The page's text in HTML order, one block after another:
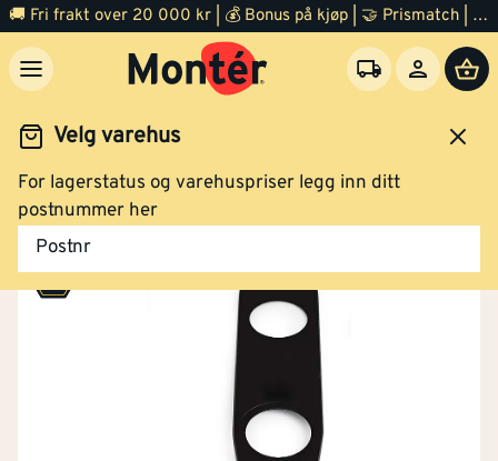
🚚 Fri frakt over 20 000 kr | 💰 Bonus på kjøp | 🤝 Prismatch | ⭐ 100% fornøyd garanti | 🏪 140 byggevarehus
Velg varehus
For lagerstatus og varehuspriser legg inn ditt
postnummer her
Postnr
Dør Dørhåndtak